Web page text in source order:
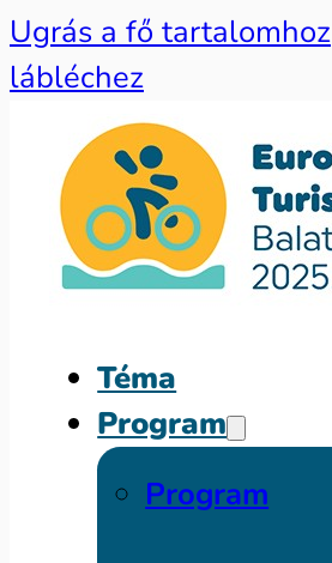
Ugrás a fő tartalomhoz
lábléchez
Téma
Program
Program